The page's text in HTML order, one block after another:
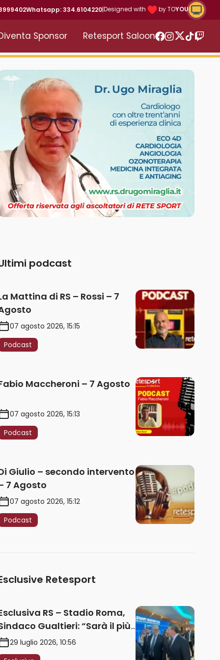
Whatsapp: 334.6104220|Designed with by TOYOU
Sponsor
Retesport Saloon
Twitter
podcast
Mattina di RS – Rossi – 7
07 agosto 2026, 15:15
Podcast
Maccheroni – 7 Agosto
07 agosto 2026, 15:13
Podcast
Giulio – secondo intervento
7 Agosto
07 agosto 2026, 15:12
Podcast
Retesport
RS – Stadio Roma,
Gualtieri: “Sarà il più
del mondo. Assoluta
politica. Prima pietra nel
29 luglio 2026, 10:56